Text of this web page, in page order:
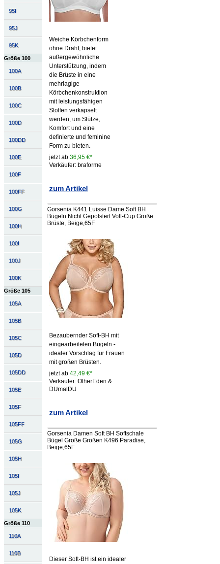
95I
95J
95K
Größe 100
100A
100B
100C
100D
100DD
100E
100F
100FF
100G
100H
100I
100J
100K
Größe 105
105A
105B
105C
105D
105DD
105E
105F
105FF
105G
105H
105I
105J
105K
Größe 110
110A
110B
Weiche Körbchenform
ohne Draht, bietet
außergewöhnliche
Unterstützung, indem
die Brüste in eine
mehrlagige
Körbchenkonstruktion
mit leistungsfähigen
Stoffen verkapselt
werden, um Stütze,
Komfort und eine
definierte und feminine
Form zu bieten.
jetzt ab 36,95 €*
Verkäufer: braforme
zum Artikel
Gorsenia K441 Luisse Dame Soft BH
Bügeln Nicht Gepolstert Voll-Cup Große
Brüste, Beige,65F
Bezaubernder Soft-BH mit
eingearbeiteten Bügeln -
idealer Vorschlag für Frauen
mit großen Brüsten.
jetzt ab 42,49 €*
Verkäufer: OtherEden &
DUmalDU
zum Artikel
Gorsenia Damen Soft BH Softschale
Bügel Große Größen K496 Paradise,
Beige,65F
Dieser Soft-BH ist ein idealer